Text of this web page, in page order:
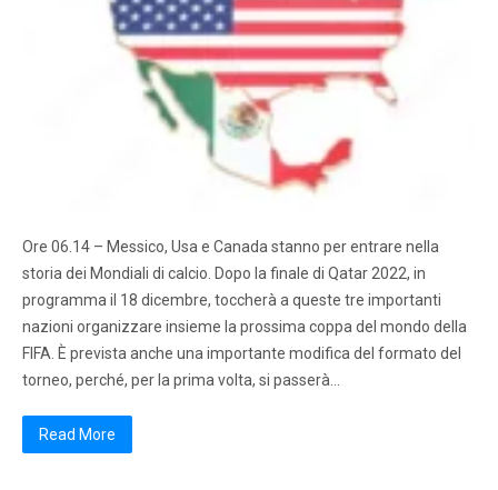
Ore 06.14 – Messico, Usa e Canada stanno per entrare nella
storia dei Mondiali di calcio. Dopo la finale di Qatar 2022, in
programma il 18 dicembre, toccherà a queste tre importanti
nazioni organizzare insieme la prossima coppa del mondo della
FIFA. È prevista anche una importante modifica del formato del
torneo, perché, per la prima volta, si passerà…
Read More